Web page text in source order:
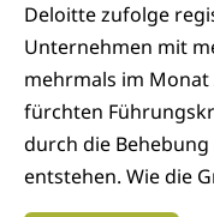
Deloitte zufolge
Unternehmen mit
mehrmals im Monat
fürchten
durch die
entstehen. Wie die